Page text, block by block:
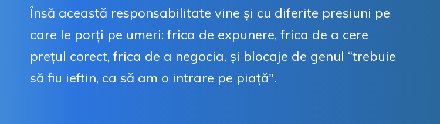
Însă această responsabilitate vine și cu diferite presiuni pe
care le porți pe umeri: frica de expunere, frica de a cere
prețul corect, frica de a negocia, și blocaje de genul “trebuie
să fiu ieftin, ca să am o intrare pe piață".